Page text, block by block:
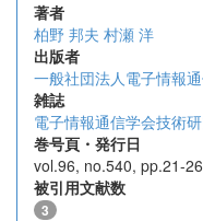
著者
柏野 邦夫 村瀬 洋
出版者
一般社団法人電子情報
雑誌
電子情報通信学会技術
巻号頁・発行日
vol.96, no.540, pp.21-
被引用文献数
3